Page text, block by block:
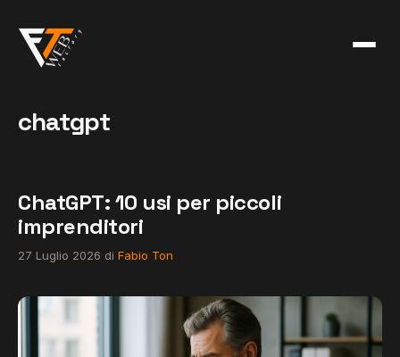
contenuto
chatgpt
ChatGPT: 10 usi per piccoli
imprenditori
27 Luglio 2026 di Fabio Ton